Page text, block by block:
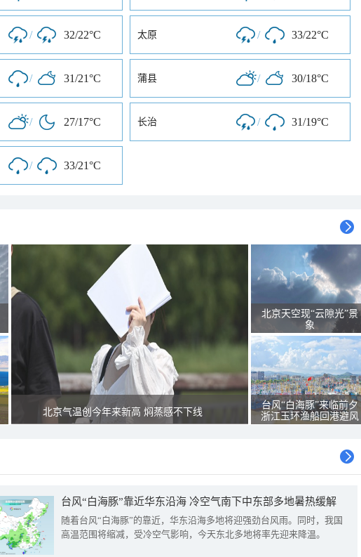
/ 32/22°C 太原 / 33/22°C
/ 31/21°C 蒲县 / 30/18°C
/ 27/17°C 长治 / 31/19°C
/ 33/21°C
北京气温创今年来新高 焖蒸感不下线
北京天空现“云隙光”景
象
台风“白海豚”来临前夕
浙江玉环渔船回港避风
台风“白海豚”靠近华东沿海 冷空气南下中东部多地暑热缓解
随着台风“白海豚”的靠近，华东沿海多地将迎强劲台风雨。同时，我国
高温范围将缩减，受冷空气影响，今天东北多地将率先迎来降温。